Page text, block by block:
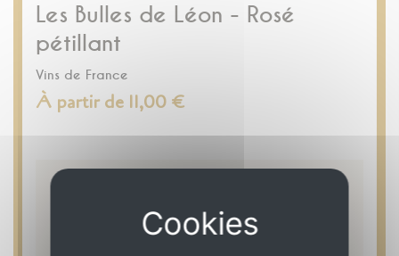
Les Bulles de Léon - Rosé
pétillant
Vins de France
À partir de 11,00 €